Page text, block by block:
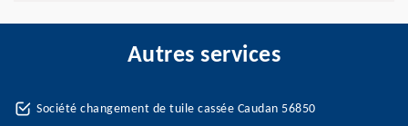
Autres services
Société changement de tuile cassée Caudan 56850